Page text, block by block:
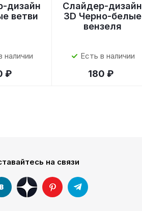
дизайн
ветви
наличии
₽
Слайдер-дизайн
3D Черно-белые
вензеля
Есть в наличии
180 ₽
на связи